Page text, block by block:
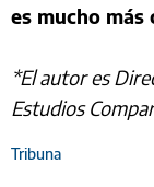
es mucho más
*El autor es
Estudios
Tribuna